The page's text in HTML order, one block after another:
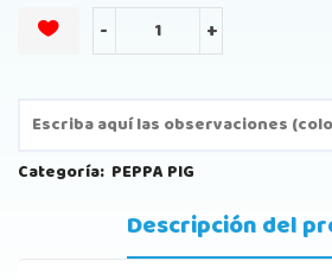
- +
Categoría: PEPPA PIG
Descripción del